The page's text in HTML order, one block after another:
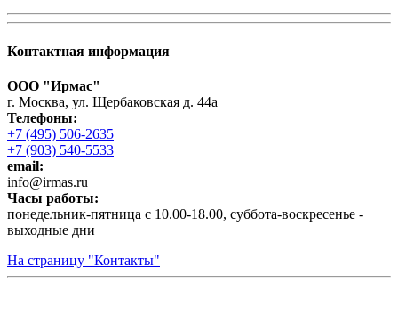
Контактная информация
ООО "Ирмас"
г. Москва, ул. Щербаковская д. 44а
Телефоны:
+7 (495) 506-2635
+7 (903) 540-5533
email:
infо@irmas.ru
Часы работы:
понедельник-пятница с 10.00-18.00, суббота-воскресенье -
выходные дни
На страницу "Контакты"